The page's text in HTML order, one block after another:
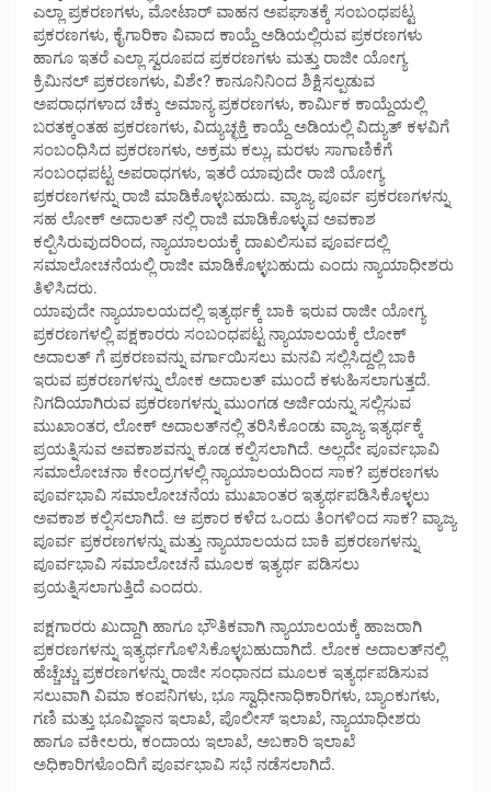
ಎಲ್ಲಾ ಪ್ರಕರಣಗಳು, ಮೋಟಾರ್ ವಾಹನ ಅಪಘಾತಕ್ಕೆ ಸಂಬಂಧಪಟ್ಟ
ಪ್ರಕರಣಗಳು, ಕೈಗಾರಿಕಾ ವಿವಾದ ಕಾಯ್ದೆ ಅಡಿಯಲ್ಲಿರುವ ಪ್ರಕರಣಗಳು
ಹಾಗೂ ಇತರೆ ಎಲ್ಲಾ ಸ್ವರೂಪದ ಪ್ರಕರಣಗಳು ಮತ್ತು ರಾಜೀ ಯೋಗ್ಯ
ಕ್ರಿಮಿನಲ್ ಪ್ರಕರಣಗಳು, ವಿಶೇ? ಕಾನೂನಿನಿಂದ ಶಿಕ್ಷಿಸಲ್ಪಡುವ
ಅಪರಾಧಗಳಾದ ಚೆಕ್ಕು ಅಮಾನ್ಯ ಪ್ರಕರಣಗಳು, ಕಾರ್ಮಿಕ ಕಾಯ್ದೆಯಲ್ಲಿ
ಬರತಕ್ಕಂತಹ ಪ್ರಕರಣಗಳು, ವಿದ್ಯುಚ್ಛಕ್ತಿ ಕಾಯ್ದೆ ಅಡಿಯಲ್ಲಿ ವಿದ್ಯುತ್ ಕಳವಿಗೆ
ಸಂಬಂಧಿಸಿದ ಪ್ರಕರಣಗಳು, ಅಕ್ರಮ ಕಲ್ಲು, ಮರಳು ಸಾಗಾಣಿಕೆಗೆ
ಸಂಬಂಧಪಟ್ಟ ಅಪರಾಧಗಳು, ಇತರೆ ಯಾವುದೇ ರಾಜಿ ಯೋಗ್ಯ
ಪ್ರಕರಣಗಳನ್ನು ರಾಜಿ ಮಾಡಿಕೊಳ್ಳಬಹುದು. ವ್ಯಾಜ್ಯ ಪೂರ್ವ ಪ್ರಕರಣಗಳನ್ನು
ಸಹ ಲೋಕ್ ಅದಾಲತ್ ನಲ್ಲಿ ರಾಜಿ ಮಾಡಿಕೊಳ್ಳುವ ಅವಕಾಶ
ಕಲ್ಪಿಸಿರುವುದರಿಂದ, ನ್ಯಾಯಾಲಯಕ್ಕೆ ದಾಖಲಿಸುವ ಪೂರ್ವದಲ್ಲಿ
ಸಮಾಲೋಚನೆಯಲ್ಲಿ ರಾಜೀ ಮಾಡಿಕೊಳ್ಳಬಹುದು ಎಂದು ನ್ಯಾಯಾಧೀಶರು
ತಿಳಿಸಿದರು.
ಯಾವುದೇ ನ್ಯಾಯಾಲಯದಲ್ಲಿ ಇತ್ಯರ್ಥಕ್ಕೆ ಬಾಕಿ ಇರುವ ರಾಜೀ ಯೋಗ್ಯ
ಪ್ರಕರಣಗಳಲ್ಲಿ ಪಕ್ಷಕಾರರು ಸಂಬಂಧಪಟ್ಟ ನ್ಯಾಯಾಲಯಕ್ಕೆ ಲೋಕ್
ಅದಾಲತ್ ಗೆ ಪ್ರಕರಣವನ್ನು ವರ್ಗಾಯಿಸಲು ಮನವಿ ಸಲ್ಲಿಸಿದ್ದಲ್ಲಿ ಬಾಕಿ
ಇರುವ ಪ್ರಕರಣಗಳನ್ನು ಲೋಕ ಅದಾಲತ್ ಮುಂದೆ ಕಳುಹಿಸಲಾಗುತ್ತದೆ.
ನಿಗದಿಯಾಗಿರುವ ಪ್ರಕರಣಗಳನ್ನು ಮುಂಗಡ ಅರ್ಜಿಯನ್ನು ಸಲ್ಲಿಸುವ
ಮುಖಾಂತರ, ಲೋಕ್ ಅದಾಲತ್‌ನಲ್ಲಿ ತರಿಸಿಕೊಂಡು ವ್ಯಾಜ್ಯ ಇತ್ಯರ್ಥಕ್ಕೆ
ಪ್ರಯತ್ನಿಸುವ ಅವಕಾಶವನ್ನು ಕೂಡ ಕಲ್ಪಿಸಲಾಗಿದೆ. ಅಲ್ಲದೇ ಪೂರ್ವಭಾವಿ
ಸಮಾಲೋಚನಾ ಕೇಂದ್ರಗಳಲ್ಲಿ ನ್ಯಾಯಾಲಯದಿಂದ ಸಾಕ? ಪ್ರಕರಣಗಳು
ಪೂರ್ವಭಾವಿ ಸಮಾಲೋಚನೆಯ ಮುಖಾಂತರ ಇತ್ಯರ್ಥಪಡಿಸಿಕೊಳ್ಳಲು
ಅವಕಾಶ ಕಲ್ಪಿಸಲಾಗಿದೆ. ಆ ಪ್ರಕಾರ ಕಳೆದ ಒಂದು ತಿಂಗಳಿಂದ ಸಾಕ? ವ್ಯಾಜ್ಯ
ಪೂರ್ವ ಪ್ರಕರಣಗಳನ್ನು ಮತ್ತು ನ್ಯಾಯಾಲಯದ ಬಾಕಿ ಪ್ರಕರಣಗಳನ್ನು
ಪೂರ್ವಭಾವಿ ಸಮಾಲೋಚನೆ ಮೂಲಕ ಇತ್ಯರ್ಥ ಪಡಿಸಲು
ಪ್ರಯತ್ನಿಸಲಾಗುತ್ತಿದೆ ಎಂದರು.
ಪಕ್ಷಗಾರರು ಖುದ್ದಾಗಿ ಹಾಗೂ ಭೌತಿಕವಾಗಿ ನ್ಯಾಯಾಲಯಕ್ಕೆ ಹಾಜರಾಗಿ
ಪ್ರಕರಣಗಳನ್ನು ಇತ್ಯರ್ಥಗೊಳಿಸಿಕೊಳ್ಳಬಹುದಾಗಿದೆ. ಲೋಕ ಅದಾಲತ್‌ನಲ್ಲಿ
ಹೆಚ್ಚೆಚ್ಚು ಪ್ರಕರಣಗಳನ್ನು ರಾಜೀ ಸಂಧಾನದ ಮೂಲಕ ಇತ್ಯರ್ಥಪಡಿಸುವ
ಸಲುವಾಗಿ ವಿಮಾ ಕಂಪನಿಗಳು, ಭೂ ಸ್ವಾಧೀನಾಧಿಕಾರಿಗಳು, ಬ್ಯಾಂಕುಗಳು,
ಗಣಿ ಮತ್ತು ಭೂವಿಜ್ಞಾನ ಇಲಾಖೆ, ಪೊಲೀಸ್ ಇಲಾಖೆ, ನ್ಯಾಯಾಧೀಶರು
ಹಾಗೂ ವಕೀಲರು, ಕಂದಾಯ ಇಲಾಖೆ, ಅಬಕಾರಿ ಇಲಾಖೆ
ಅಧಿಕಾರಿಗಳೊಂದಿಗೆ ಪೂರ್ವಭಾವಿ ಸಭೆ ನಡೆಸಲಾಗಿದೆ.